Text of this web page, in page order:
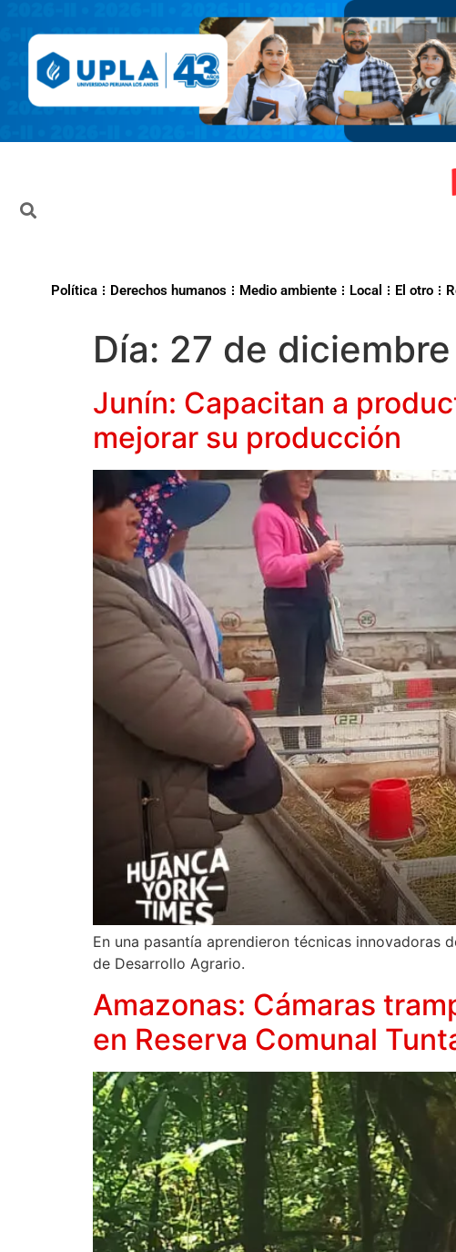
Política Derechos humanos Medio ambiente Local El otro
Día: 27 de
Junín: Capacitan a
mejorar su producción
En una pasantía aprendieron técnicas innovadoras
de Desarrollo Agrario.
Amazonas: Cámaras
en Reserva Comunal